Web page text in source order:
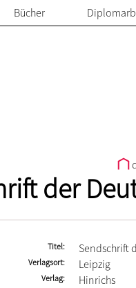
Bücher
der
Titel Sendschrift
Verlagsort Leipzig
Verlag Hinrichs